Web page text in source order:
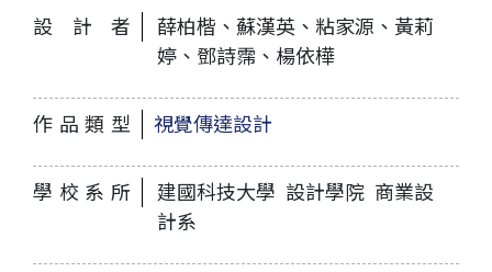
設計者
薛柏楷、蘇漢英、粘家源、黃莉
婷、鄧詩霈、楊依樺
作品類型 視覺傳達設計
學校系所
建國科技大學 設計學院 商業設
計系